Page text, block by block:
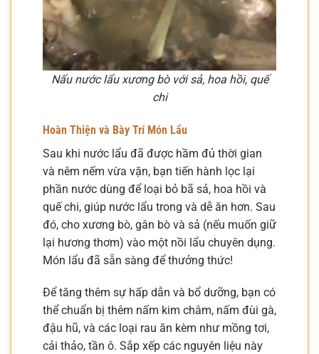
Nấu nước lẩu xương bò với sả, hoa hồi, quế
chi
Hoàn Thiện và Bày Trí Món Lẩu
Sau khi nước lẩu đã được hầm đủ thời gian
và nêm nếm vừa vặn, bạn tiến hành lọc lại
phần nước dùng để loại bỏ bã sả, hoa hồi và
quế chi, giúp nước lẩu trong và dễ ăn hơn. Sau
đó, cho xương bò, gân bò và sả (nếu muốn giữ
lại hương thơm) vào một nồi lẩu chuyên dụng.
Món lẩu đã sẵn sàng để thưởng thức!
Để tăng thêm sự hấp dẫn và bổ dưỡng, bạn có
thể chuẩn bị thêm nấm kim châm, nấm đùi gà,
đậu hũ, và các loại rau ăn kèm như mồng tơi,
cải thảo, tần ô. Sắp xếp các nguyên liệu này